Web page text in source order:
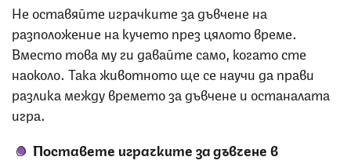
Не оставяйте играчките за дъвчене на
разположение на кучето през цялото време.
Вместо това му ги давайте само, когато сте
наоколо. Така животното ще се научи да прави
разлика между времето за дъвчене и останалата
игра.
Поставете играчките за дъвчене в